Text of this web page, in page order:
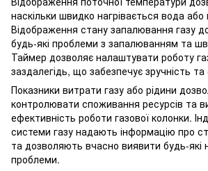
наскільки швидко нагрівається вода або
Відображення стану запалювання газу
будь-які проблеми з запалюванням та
Таймер дозволяє налаштувати роботу
заздалегідь, що забезпечує зручність
Показники витрати газу або рідини
контролювати споживання ресурсів та
ефективність роботи газової колонки.
системи газу надають інформацію про
та дозволяють вчасно виявити будь-які
проблеми.